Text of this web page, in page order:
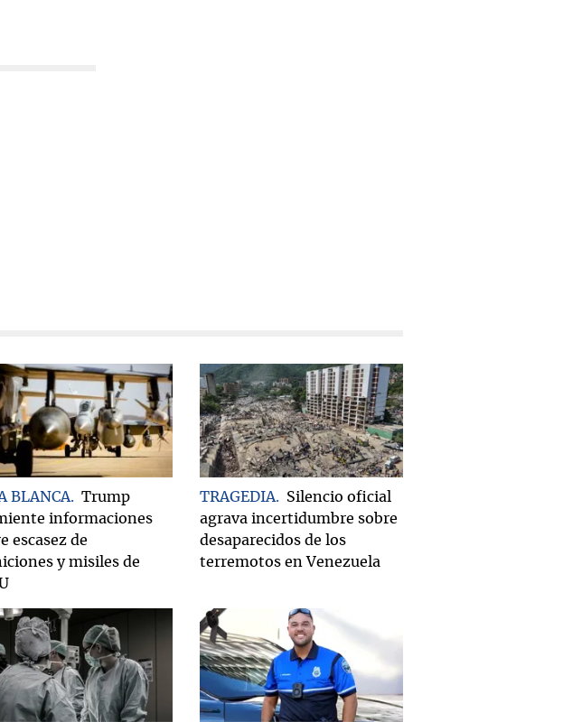
BLANCA
Trump
informaciones
escasez de
y misiles de
TRAGEDIA
Silencio oficial
agrava incertidumbre sobre
desaparecidos de los
terremotos en Venezuela